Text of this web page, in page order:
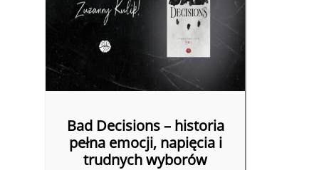
Bad Decisions – historia
pełna emocji, napięcia i
trudnych wyborów